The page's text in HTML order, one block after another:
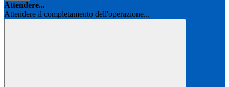
Attendere...
Attendere il completamento dell'operazione...